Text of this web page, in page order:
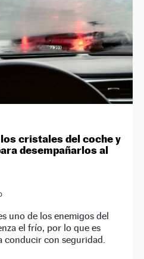
cristales del coche y
desempañarlos al
uno de los enemigos del
el frío, por lo que es
conducir con seguridad.